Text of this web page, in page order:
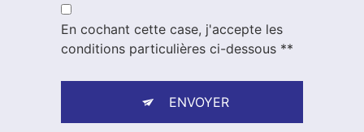
En cochant cette case, j'accepte les
conditions particulières ci-dessous **
ENVOYER